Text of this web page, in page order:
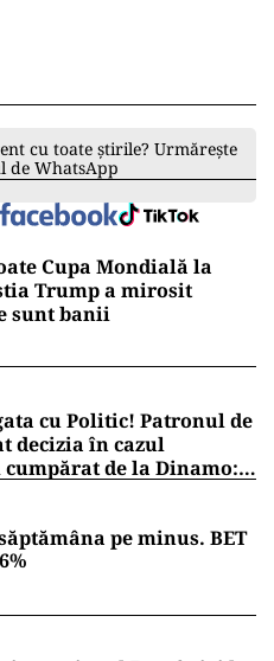
cu toate știrile? Urmărește
de WhatsApp
Cupa Mondială la
Trump a mirosit
sunt banii
cu Politic! Patronul de
decizia în cazul
de la Dinamo:
pe minus. BET